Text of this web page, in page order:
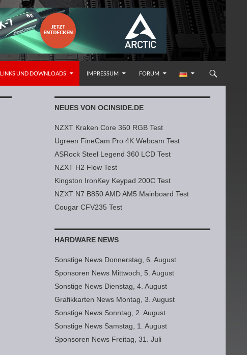
LINKS UND DOWNLOADS IMPRESSUM FORUM
NEUES VON OCINSIDE.DE
NZXT Kraken Core 360 RGB Test
Ugreen FineCam Pro 4K Webcam Test
ASRock Steel Legend 360 LCD Test
NZXT H2 Flow Test
Kingston IronKey Keypad 200C Test
NZXT N7 B850 AMD AM5 Mainboard Test
Cougar CFV235 Test
HARDWARE NEWS
Sonstige News Donnerstag, 6. August
Sponsoren News Mittwoch, 5. August
Sonstige News Dienstag, 4. August
Grafikkarten News Montag, 3. August
Sonstige News Sonntag, 2. August
Sonstige News Samstag, 1. August
Sponsoren News Freitag, 31. Juli